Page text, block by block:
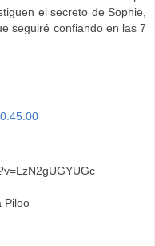
el secreto de Sophie,
seguiré confiando en las 7
Piloo